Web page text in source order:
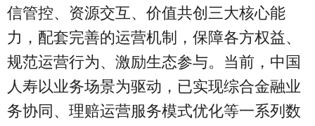
信管控、资源交互、价值共创三大核心能
力，配套完善的运营机制，保障各方权益、
规范运营行为、激励生态参与。当前，中国
人寿以业务场景为驱动，已实现综合金融业
务协同、理赔运营服务模式优化等一系列数